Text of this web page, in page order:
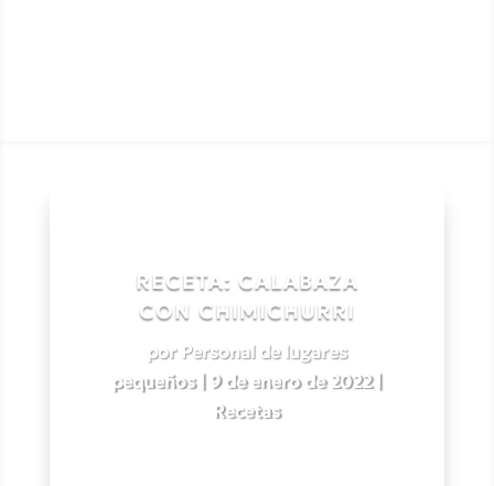
RECETA: CALABAZA
CON CHIMICHURRI
por Personal de lugares
pequeños| 9 de enero de 2022|
Recetas